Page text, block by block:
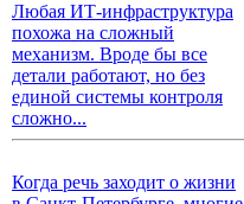
Любая ИТ-инфраструктура
похожа на сложный
механизм. Вроде бы все
детали работают, но без
единой системы контроля
сложно...
Когда речь заходит о жизни